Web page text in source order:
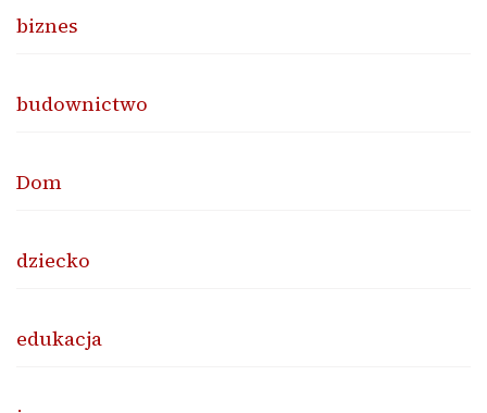
biznes
budownictwo
Dom
dziecko
edukacja